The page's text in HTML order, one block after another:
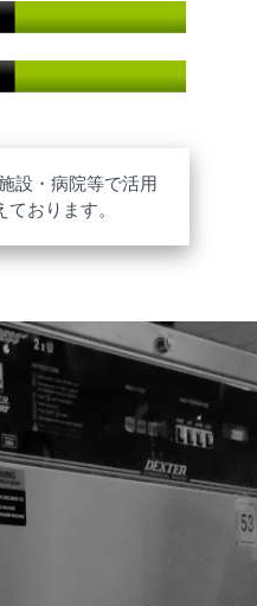
設・病院等で活用
おります。